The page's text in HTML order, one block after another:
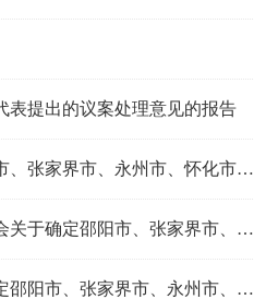
表提出的议案处理意见的报告
湖南省人民代表大会常务委员会关于确定邵阳市、张家界市、永州市、怀化市、娄底市、湘西土家族苗族自治州人民代表大会及其常务委员会开始制定地方性法规的决定
关于提请审议《湖南省人民代表大会常务委员会关于确定邵阳市、张家界市、永州市、怀化市、娄底市、湘西土家族苗族自治州人民代表大会及其常务委员会开始制定地方性法规的决定（草案）》的议案
关于《湖南省人民代表大会常务委员会关于确定邵阳市、张家界市、永州市、怀化市、娄底市、湘西土家族苗族自治州人民代表大会及其常务委员会开始制定地方性法规的决定（草案）》的说明